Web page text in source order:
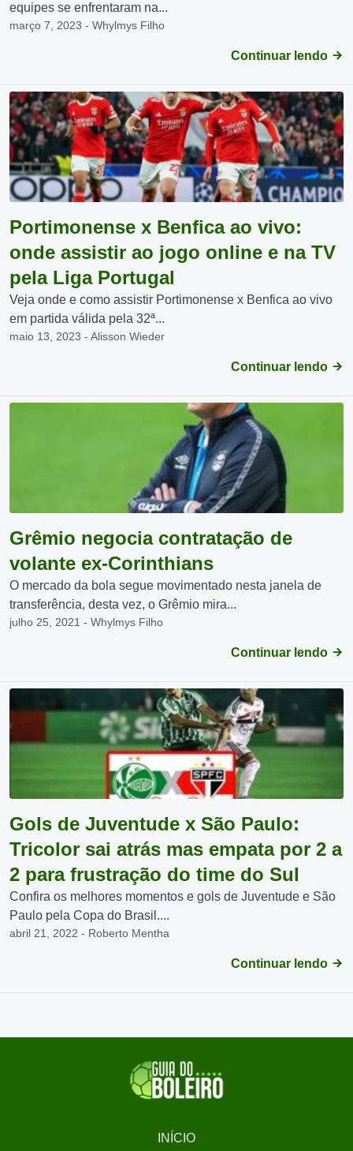
equipes se enfrentaram na...
março 7, 2023 - Whylmys Filho
Continuar lendo
Portimonense x Benfica ao vivo:
onde assistir ao jogo online e na TV
pela Liga Portugal
Veja onde e como assistir Portimonense x Benfica ao vivo
em partida válida pela 32ª...
maio 13, 2023 - Alisson Wieder
Continuar lendo
Grêmio negocia contratação de
volante ex-Corinthians
O mercado da bola segue movimentado nesta janela de
transferência, desta vez, o Grêmio mira...
julho 25, 2021 - Whylmys Filho
Continuar lendo
Gols de Juventude x São Paulo:
Tricolor sai atrás mas empata por 2 a
2 para frustração do time do Sul
Confira os melhores momentos e gols de Juventude e São
Paulo pela Copa do Brasil....
abril 21, 2022 - Roberto Mentha
Continuar lendo
INÍCIO